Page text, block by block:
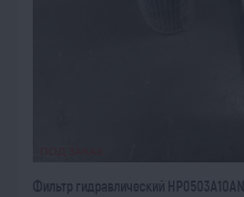
Фильтр гидравлический HP0503A10AN